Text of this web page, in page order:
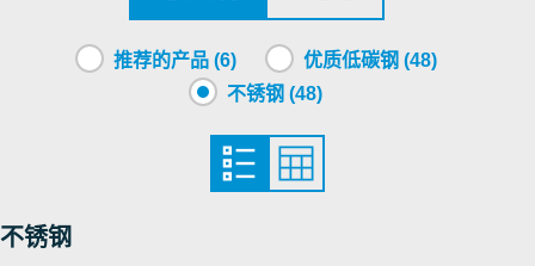
Roxtec International AB
Factory Mutual Approval
推荐的产品 (6)
优质低碳钢 (48)
不锈钢 (48)
不锈钢